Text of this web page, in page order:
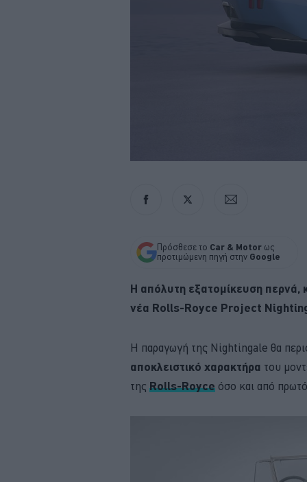
Πρόσθεσε το Car & Motor ως
προτιμώμενη πηγή στην Google
Η απόλυτη εξατομίκευση περνά,
νέα Rolls-Royce Project
Η παραγωγή της Nightingale θα
αποκλειστικό χαρακτήρα του
της Rolls-Royce όσο και από